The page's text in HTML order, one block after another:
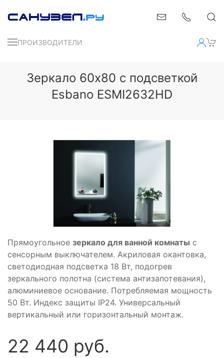
ПРОИЗВОДИТЕЛИ
Зеркало 60x80 с подсветкой
Esbano ESMI2632HD
Прямоугольное зеркало для ванной комнаты с
сенсорным выключателем. Акриловая окантовка,
светодиодная подсветка 18 Вт, подогрев
зеркального полотна (система антизапотевания),
алюминиевое основание. Потребляемая мощность
50 Вт. Индекс защиты IP24. Универсальный
вертикальный или горизонтальный монтаж.
22 440 руб.